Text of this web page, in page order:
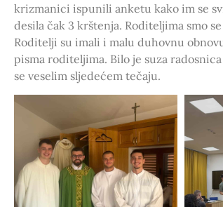
krizmanici ispunili anketu kako im se
desila čak 3 krštenja. Roditeljima smo
Roditelji su imali i malu duhovnu
pisma roditeljima. Bilo je suza
se veselim sljedećem tečaju.